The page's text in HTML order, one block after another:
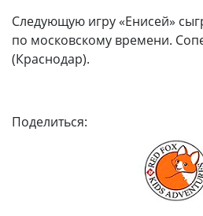
Следующую игру «Енисей»
по московскому времени.
(Краснодар).
Поделиться: